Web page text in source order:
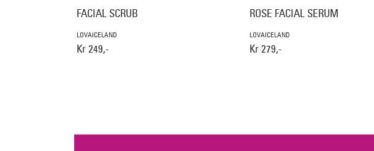
FACIAL SCRUB
LOVAICELAND
Kr 249,-
ROSE FACIAL SERUM
LOVAICELAND
Kr 279,-